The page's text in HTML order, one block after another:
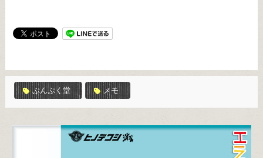
ぷんぷく堂 メモ